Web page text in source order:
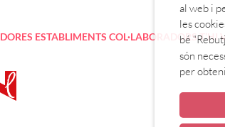
ESTABLIMENTS COL·LABORADORS T’HI
al web i
les
bé
són
per